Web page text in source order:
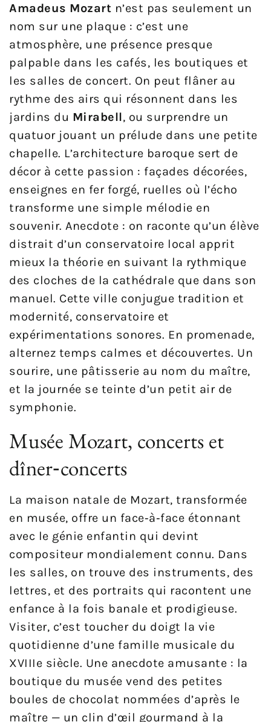
Amadeus Mozart n’est pas seulement un
nom sur une plaque : c’est une
atmosphère, une présence presque
palpable dans les cafés, les boutiques et
les salles de concert. On peut flâner au
rythme des airs qui résonnent dans les
jardins du Mirabell, ou surprendre un
quatuor jouant un prélude dans une petite
chapelle. L’architecture baroque sert de
décor à cette passion : façades décorées,
enseignes en fer forgé, ruelles où l’écho
transforme une simple mélodie en
souvenir. Anecdote : on raconte qu’un élève
distrait d’un conservatoire local apprit
mieux la théorie en suivant la rythmique
des cloches de la cathédrale que dans son
manuel. Cette ville conjugue tradition et
modernité, conservatoire et
expérimentations sonores. En promenade,
alternez temps calmes et découvertes. Un
sourire, une pâtisserie au nom du maître,
et la journée se teinte d’un petit air de
symphonie.
Musée Mozart, concerts et
dîner‑concerts
La maison natale de Mozart, transformée
en musée, offre un face‑à‑face étonnant
avec le génie enfantin qui devint
compositeur mondialement connu. Dans
les salles, on trouve des instruments, des
lettres, et des portraits qui racontent une
enfance à la fois banale et prodigieuse.
Visiter, c’est toucher du doigt la vie
quotidienne d’une famille musicale du
XVIIIe siècle. Une anecdote amusante : la
boutique du musée vend des petites
boules de chocolat nommées d’après le
maître — un clin d’œil gourmand à la